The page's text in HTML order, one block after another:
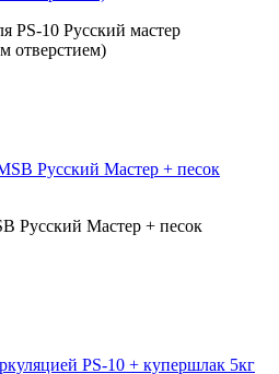
PS-10 Русский мастер
отверстием)
Русский Мастер + песок